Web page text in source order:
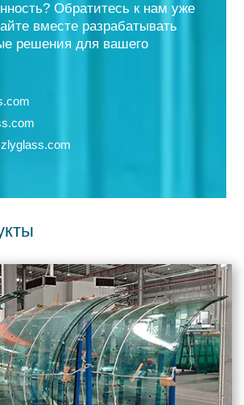
Обратитесь к нам уже
вместе разрабатывать
решения для вашего